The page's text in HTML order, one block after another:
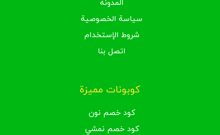
المدونة
سياسة الخصوصية
شروط الإستخدام
اتصل بنا
كوبونات مميزة
كود خصم نون
كود خصم نمشي